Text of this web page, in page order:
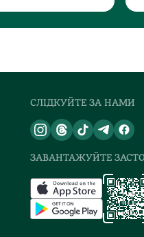
СЛІДКУЙТЕ ЗА НАМИ
ЗАВАНТАЖУЙТЕ